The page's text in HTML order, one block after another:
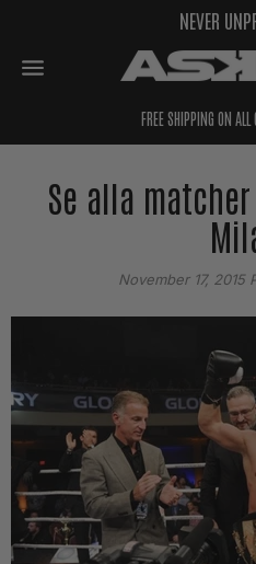
NEVER
FREE SHIPPING ON
Se alla matcher
November 17, 2015